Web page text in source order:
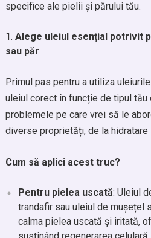
specifice ale pielii și părului tău.
Alege uleiul esențial potrivit
sau păr
Primul pas pentru a utiliza
uleiul corect în funcție de tipul tău
problemele pe care vrei să le
diverse proprietăți, de la hidratare
Cum să aplici acest truc?
Pentru pielea uscată: Uleiul
trandafir sau uleiul de mușețel
calma pielea uscată și iritată,